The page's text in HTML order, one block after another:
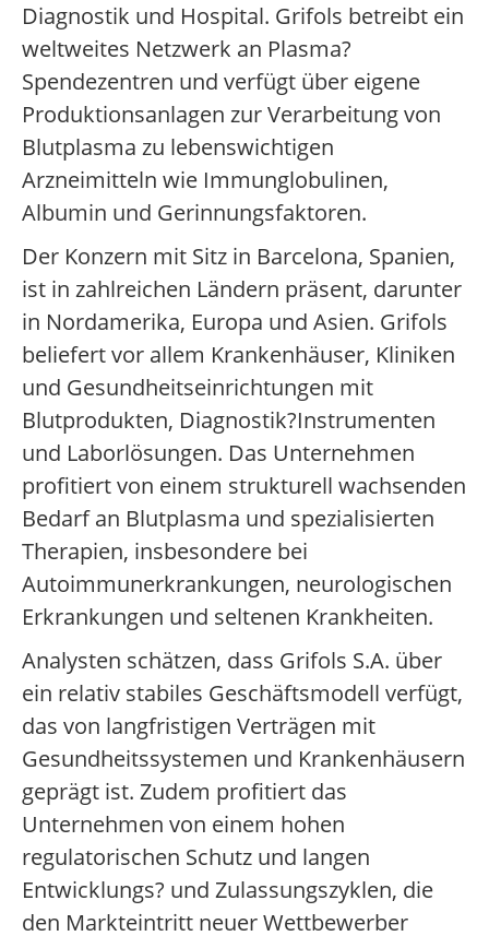
Diagnostik und Hospital. Grifols betreibt ein
weltweites Netzwerk an Plasma?
Spendezentren und verfügt über eigene
Produktionsanlagen zur Verarbeitung von
Blutplasma zu lebenswichtigen
Arzneimitteln wie Immunglobulinen,
Albumin und Gerinnungsfaktoren.
Der Konzern mit Sitz in Barcelona, Spanien,
ist in zahlreichen Ländern präsent, darunter
in Nordamerika, Europa und Asien. Grifols
beliefert vor allem Krankenhäuser, Kliniken
und Gesundheitseinrichtungen mit
Blutprodukten, Diagnostik?Instrumenten
und Laborlösungen. Das Unternehmen
profitiert von einem strukturell wachsenden
Bedarf an Blutplasma und spezialisierten
Therapien, insbesondere bei
Autoimmunerkrankungen, neurologischen
Erkrankungen und seltenen Krankheiten.
Analysten schätzen, dass Grifols S.A. über
ein relativ stabiles Geschäftsmodell verfügt,
das von langfristigen Verträgen mit
Gesundheitssystemen und Krankenhäusern
geprägt ist. Zudem profitiert das
Unternehmen von einem hohen
regulatorischen Schutz und langen
Entwicklungs? und Zulassungszyklen, die
den Markteintritt neuer Wettbewerber